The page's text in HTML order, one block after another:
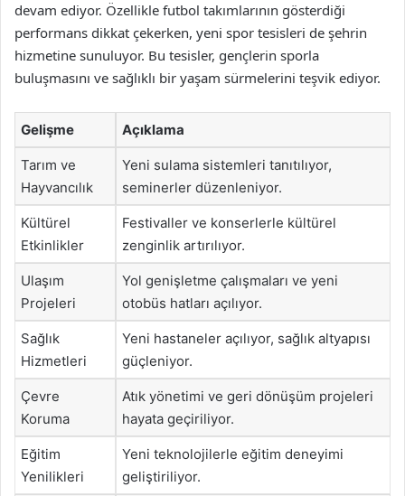
devam ediyor. Özellikle futbol takımlarının gösterdiği
performans dikkat çekerken, yeni spor tesisleri de şehrin
hizmetine sunuluyor. Bu tesisler, gençlerin sporla
buluşmasını ve sağlıklı bir yaşam sürmelerini teşvik ediyor.
Gelişme Açıklama
Tarım ve
Hayvancılık
Yeni sulama sistemleri tanıtılıyor,
seminerler düzenleniyor.
Kültürel
Etkinlikler
Festivaller ve konserlerle kültürel
zenginlik artırılıyor.
Ulaşım
Projeleri
Yol genişletme çalışmaları ve yeni
otobüs hatları açılıyor.
Sağlık
Hizmetleri
Yeni hastaneler açılıyor, sağlık altyapısı
güçleniyor.
Çevre
Koruma
Atık yönetimi ve geri dönüşüm projeleri
hayata geçiriliyor.
Eğitim
Yenilikleri
Yeni teknolojilerle eğitim deneyimi
geliştiriliyor.